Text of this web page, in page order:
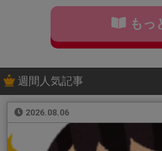
もっ
週間人気記事
2026.08.06